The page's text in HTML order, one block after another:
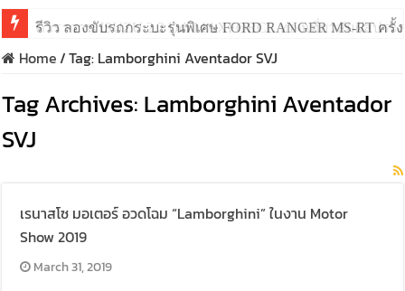
รีวิว ลองขับรถกระบะรุ่นพิเศษ FORD RANGER MS-RT ค
Home/Tag: Lamborghini Aventador SVJ
Tag Archives: Lamborghini Aventador
SVJ
เรนาสโซ มอเตอร์ อวดโฉม “Lamborghini” ในงาน Motor
Show 2019
March 31, 2019